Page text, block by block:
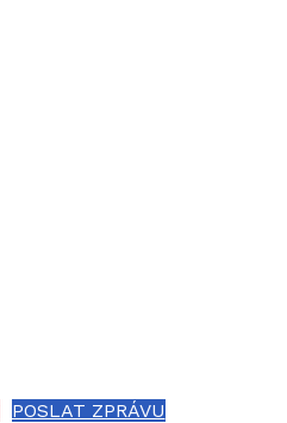
POSLAT ZPRÁVU